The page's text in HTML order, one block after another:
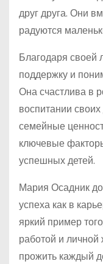
друг друга. Они
радуются
Благодаря своей
поддержку и
Она счастлива в
воспитании
семейные
ключевые
успешных детей.
Мария Осадник
успеха как в
яркий пример
работой и личной
прожить каждый